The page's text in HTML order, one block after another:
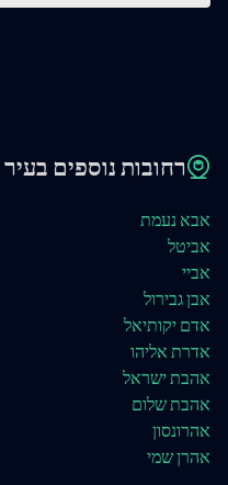
רחובות נוספים בעיר
אבא נעמת
אביטל
אביי
אבן גבירול
אדם יקותיאל
אדרת אליהו
אהבת ישראל
אהבת שלום
אהרונסון
אהרן שמי